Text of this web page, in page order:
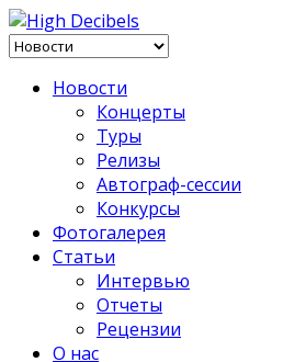
Новости
Концерты
Туры
Релизы
Автограф-сессии
Конкурсы
Фотогалерея
Статьи
Интервью
Отчеты
Рецензии
О нас